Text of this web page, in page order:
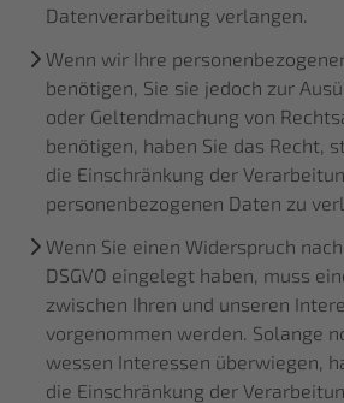
Datenverarbeitung verlangen.
Wenn wir Ihre
benötigen, Sie sie jedoch zur
oder Geltendmachung von
benötigen, haben Sie das Recht,
die Einschränkung der
personenbezogenen Daten zu
Wenn Sie einen Widerspruch nach
DSGVO eingelegt haben, muss
zwischen Ihren und unseren
vorgenommen werden. Solange
wessen Interessen überwiegen,
die Einschränkung der